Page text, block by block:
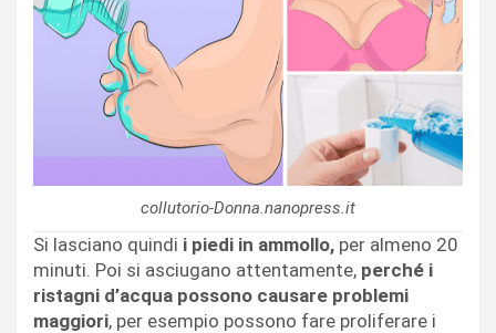
collutorio-Donna.nanopress.it
Si lasciano quindi i piedi in ammollo, per almeno 20
minuti. Poi si asciugano attentamente, perché i
ristagni d’acqua possono causare problemi
maggiori, per esempio possono fare proliferare i